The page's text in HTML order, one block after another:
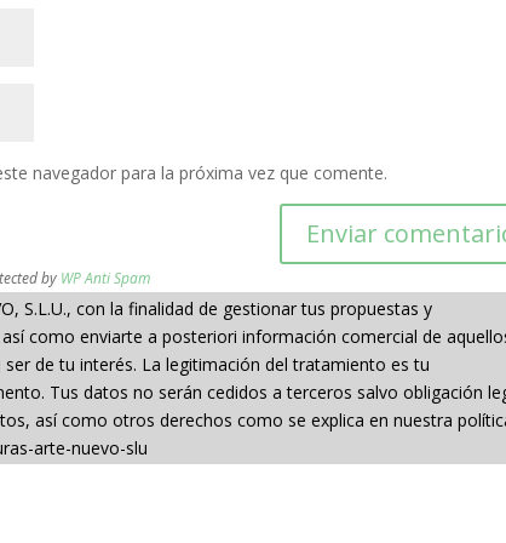
navegador para la próxima vez que comente.
by WP Anti Spam
S.L.U., con la finalidad de gestionar tus propuestas y
como enviarte a posteriori información comercial de
de tu interés. La legitimación del tratamiento es tu
Tus datos no serán cedidos a terceros salvo obligación
así como otros derechos como se explica en nuestra
arte-nuevo-slu